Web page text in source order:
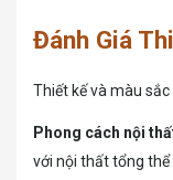
Đánh Giá
Thiết kế và màu
Phong cách nội
với nội thất tổng thể